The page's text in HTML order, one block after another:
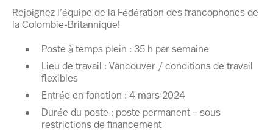
Rejoignez l’équipe de la Fédération des francophones de
la Colombie-Britannique!
Poste à temps plein : 35 h par semaine
Lieu de travail : Vancouver / conditions de travail
flexibles
Entrée en fonction : 4 mars 2024
Durée du poste : poste permanent – sous
restrictions de financement